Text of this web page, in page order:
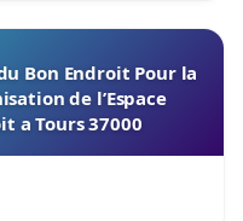
Bon Endroit Pour la
de l’Espace
a Tours 37000